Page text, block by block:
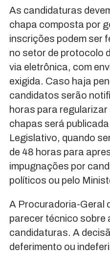
As candidaturas
chapa composta por
inscrições podem ser
no setor de protocolo
via eletrônica, com
exigida. Caso haja
candidatos serão
horas para
chapas será
Legislativo, quando
de 48 horas para
impugnações por
políticos ou pelo
A Procuradoria-Geral
parecer técnico sobre
candidaturas. A
deferimento ou